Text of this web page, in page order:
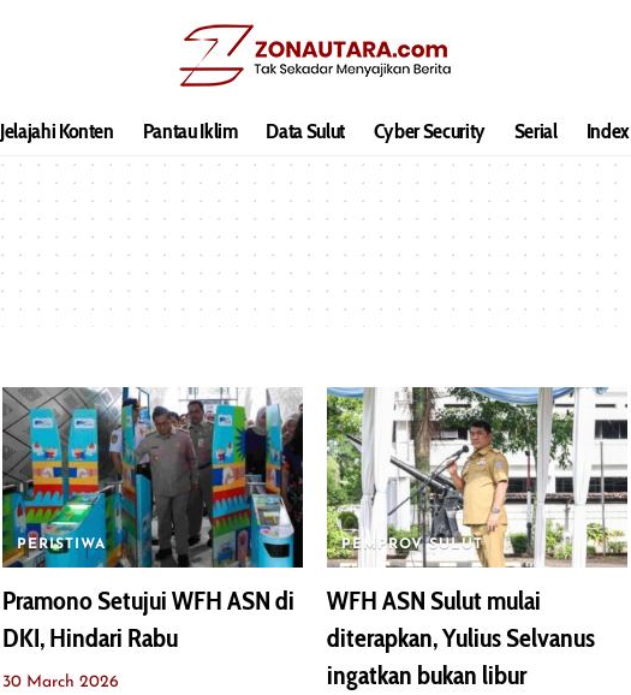
Jelajahi Konten Pantau Iklim Data Sulut Cyber Security Serial Index
PERISTIWA
Pramono Setujui WFH ASN di
DKI, Hindari Rabu
30 March 2026
PEMPROV SULUT
WFH ASN Sulut mulai
diterapkan, Yulius Selvanus
ingatkan bukan libur